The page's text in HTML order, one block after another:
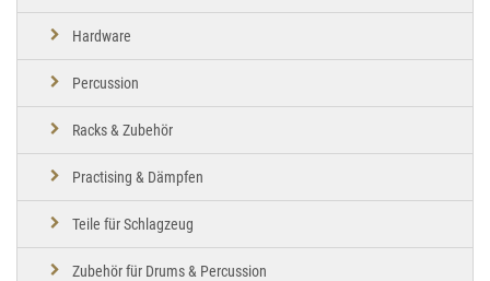
Hardware
Percussion
Racks & Zubehör
Practising & Dämpfen
Teile für Schlagzeug
Zubehör für Drums & Percussion